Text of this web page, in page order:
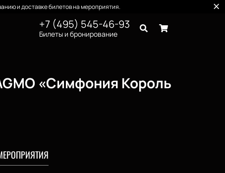
и доставке билетов на мероприятия.
+7 (495) 545-46-93
Билеты и бронирование
«Симфония Король